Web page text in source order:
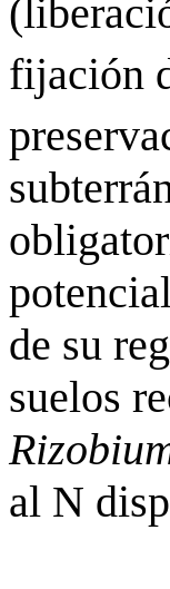
fijación
de su
suelos
al N